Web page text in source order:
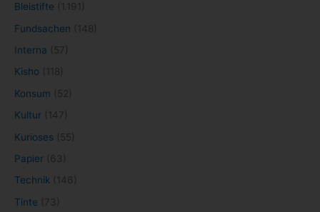
Bleistifte (1.191)
Fundsachen (148)
Interna (57)
Kisho (118)
Konsum (52)
Kultur (147)
Kurioses (55)
Papier (63)
Technik (146)
Tinte (73)